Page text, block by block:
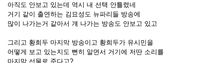
아직도 안보고 있는데 역시 내 선택 안틀렸네
거기 같이 출연하는 김묘성도 뉴파리들 방송에
많이 나가는거 같아서 걔 나가는 방송도 안보고 있고
그리고 황희두 마지막 방송이고 황희두가 유시민을
어떻게 보고 있는지도 뻔히 알면서 거기에 저딴 소리를
마지막 선물로 준다고?